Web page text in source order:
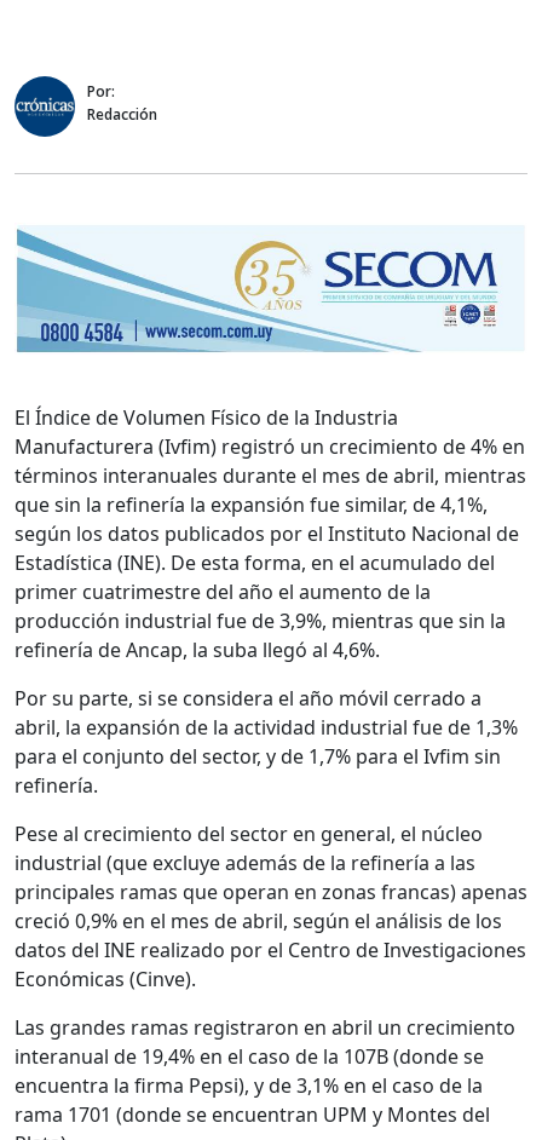
Por:
Redacción
El Índice de Volumen Físico de la Industria
Manufacturera (Ivfim) registró un crecimiento de 4% en
términos interanuales durante el mes de abril, mientras
que sin la refinería la expansión fue similar, de 4,1%,
según los datos publicados por el Instituto Nacional de
Estadística (INE). De esta forma, en el acumulado del
primer cuatrimestre del año el aumento de la
producción industrial fue de 3,9%, mientras que sin la
refinería de Ancap, la suba llegó al 4,6%.
Por su parte, si se considera el año móvil cerrado a
abril, la expansión de la actividad industrial fue de 1,3%
para el conjunto del sector, y de 1,7% para el Ivfim sin
refinería.
Pese al crecimiento del sector en general, el núcleo
industrial (que excluye además de la refinería a las
principales ramas que operan en zonas francas) apenas
creció 0,9% en el mes de abril, según el análisis de los
datos del INE realizado por el Centro de Investigaciones
Económicas (Cinve).
Las grandes ramas registraron en abril un crecimiento
interanual de 19,4% en el caso de la 107B (donde se
encuentra la firma Pepsi), y de 3,1% en el caso de la
rama 1701 (donde se encuentran UPM y Montes del